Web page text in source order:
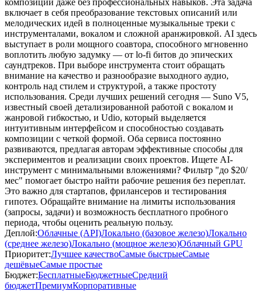
включает в себя преобразование текстовых описаний или
мелодических идей в полноценные музыкальные треки с
инструменталами, вокалом и сложной аранжировкой. AI здесь
выступает в роли мощного соавтора, способного мгновенно
воплотить любую задумку — от lo-fi битов до эпических
саундтреков. При выборе инструмента стоит обращать
внимание на качество и разнообразие выходного аудио,
контроль над стилем и структурой, а также простоту
использования. Среди лучших решений сегодня — Suno V5,
известный своей детализированной работой с вокалом и
жанровой гибкостью, и Udio, который выделяется
интуитивным интерфейсом и способностью создавать
композиции с четкой формой. Оба сервиса постоянно
развиваются, предлагая авторам эффективные способы для
экспериментов и реализации своих проектов. Ищете AI-
инструмент с минимальными вложениями? Фильтр "до $20/
мес" помогает быстро найти рабочие решения без переплат.
Это важно для стартапов, фрилансеров и тестирования
гипотез. Обращайте внимание на лимиты использования
(запросы, задачи) и возможность бесплатного пробного
периода, чтобы оценить реальную пользу.
Деплой:Облачные (API)Локально (базовое железо)Локально
(среднее железо)Локально (мощное железо)Облачный GPU
Приоритет:Лучшее качествоСамые быстрыеСамые
дешёвыеСамые простые
Бюджет:БесплатныеБюджетныеСредний
бюджетПремиумКорпоративные